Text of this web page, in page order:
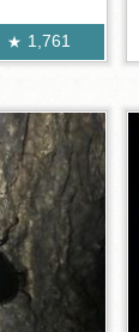
1,761